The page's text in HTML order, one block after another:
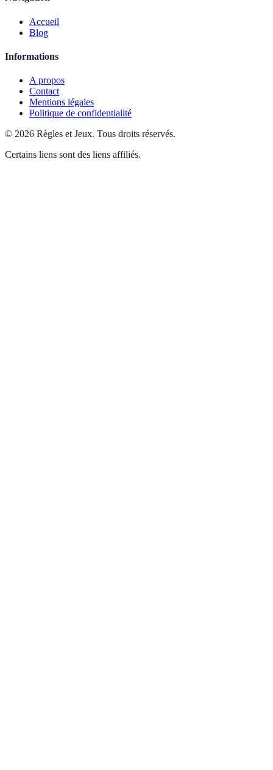
Accueil
Blog
Informations
A propos
Contact
Mentions légales
Politique de confidentialité
© 2026 Règles et Jeux. Tous droits réservés.
Certains liens sont des liens affiliés.